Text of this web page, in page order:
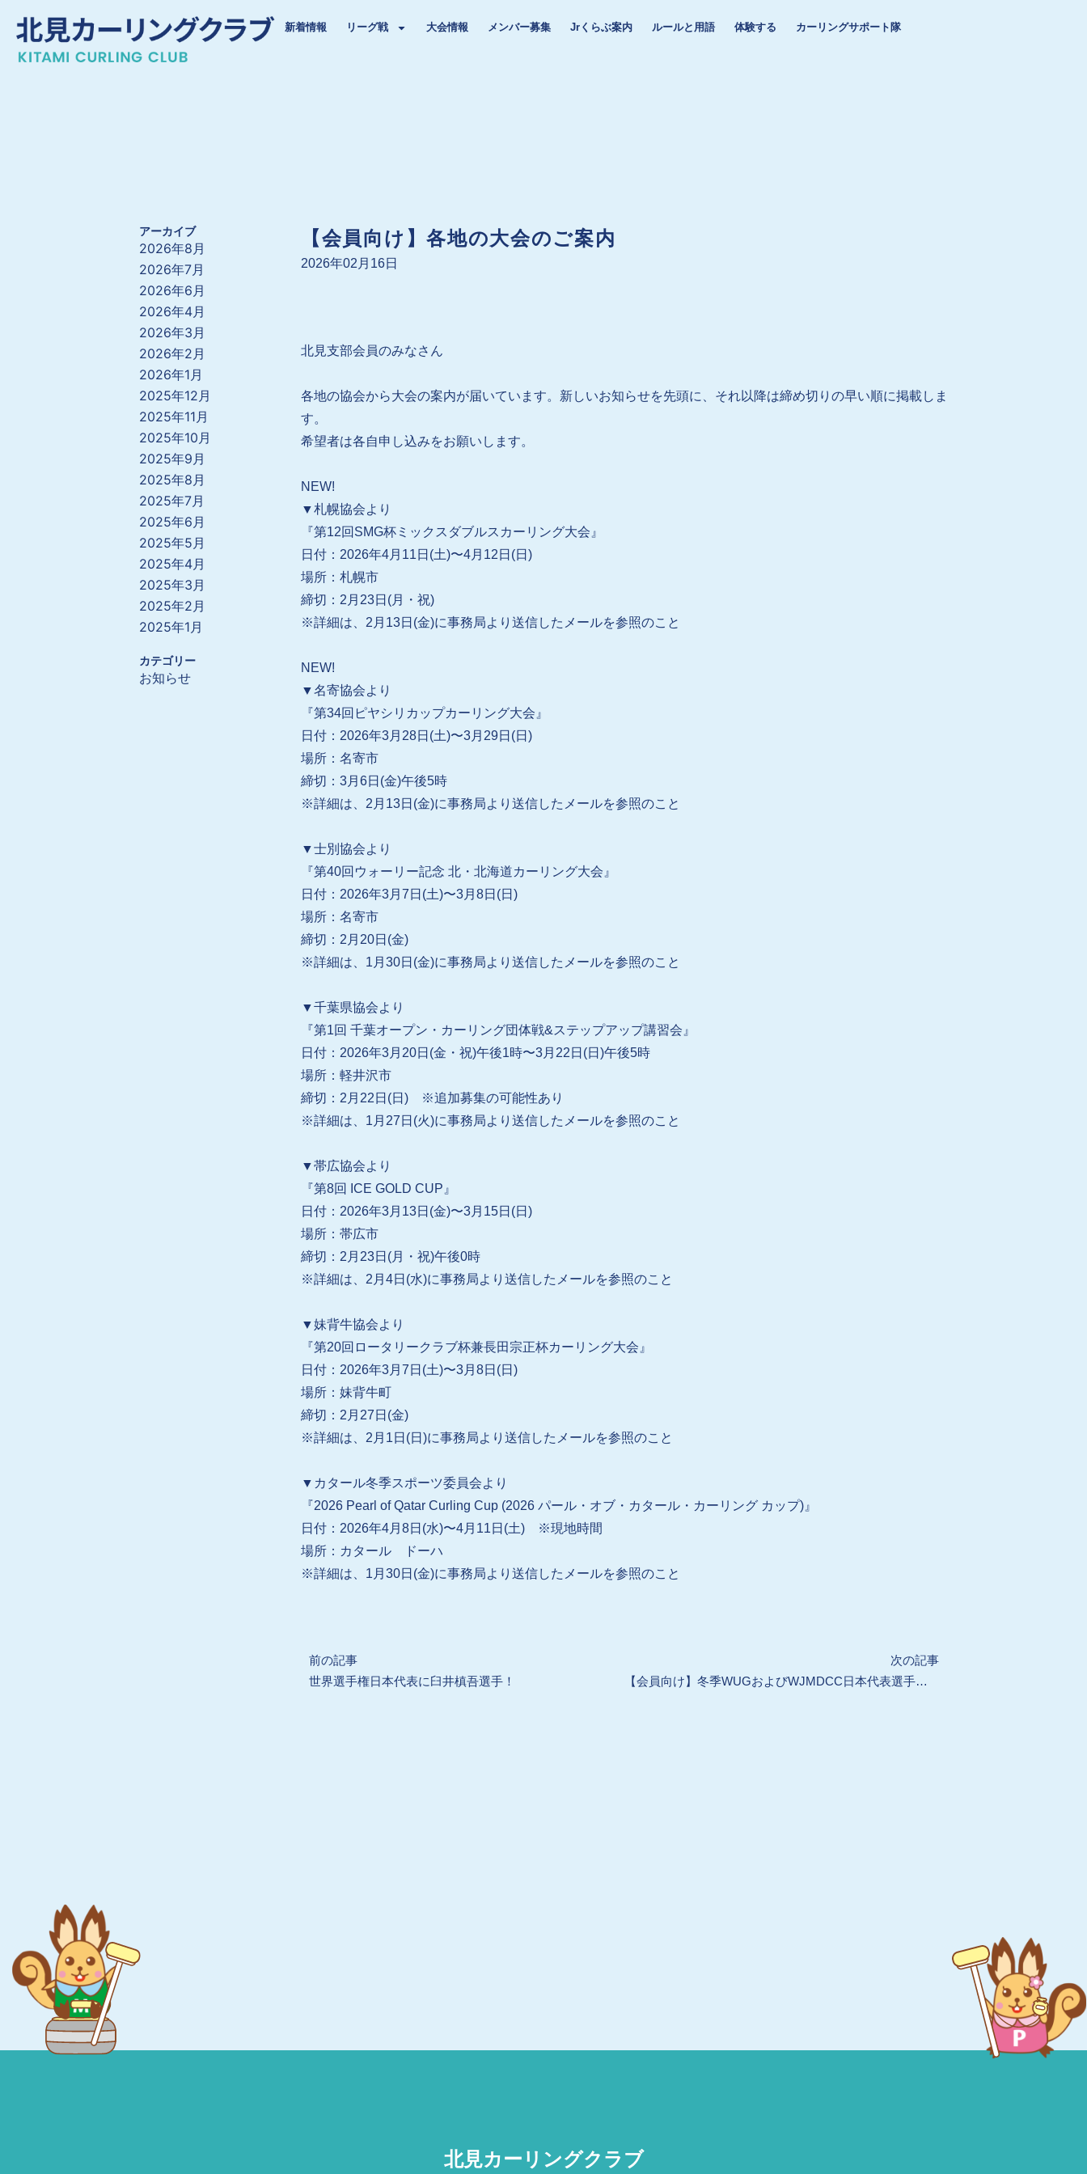
新着情報 リーグ戦 大会情報 メンバー募集 Jrくらぶ案内 ルールと用語 体験する カーリングサポート隊
アーカイブ
2026年8月
2026年7月
2026年6月
2026年4月
2026年3月
2026年2月
2026年1月
2025年12月
2025年11月
2025年10月
2025年9月
2025年8月
2025年7月
2025年6月
2025年5月
2025年4月
2025年3月
2025年2月
2025年1月
カテゴリー
お知らせ
【会員向け】各地の大会のご案内
2026年02月16日
北見支部会員のみなさん
各地の協会から大会の案内が届いています。新しいお知らせを先頭に、それ以降は締め切りの早い順に掲載しま
す。
希望者は各自申し込みをお願いします。
NEW!
▼札幌協会より
『第12回 SMG杯ミックスダブルスカーリング大会』
日付：2026年4月11日(土)〜4月12日(日)
場所：札幌市
締切：2月23日(月・祝)
※詳細は、2月13日(金)に事務局より送信したメールを参照のこと
NEW!
▼名寄協会より
『第34回ピヤシリカップカーリング大会』
日付：2026年3月28日(土)〜3月29日(日)
場所：名寄市
締切：3月6日(金)午後5時
※詳細は、2月13日(金)に事務局より送信したメールを参照のこと
▼士別協会より
『第40回ウォーリー記念 北・北海道カーリング大会』
日付：2026年3月7日(土)〜3月8日(日)
場所：名寄市
締切：2月20日(金)
※詳細は、1月30日(金)に事務局より送信したメールを参照のこと
▼千葉県協会より
『第1回 千葉オープン・カーリング団体戦&ステップアップ講習会』
日付：2026年3月20日(金・祝)午後1時〜3月22日(日)午後5時
場所：軽井沢市
締切：2月22日(日) ※追加募集の可能性あり
※詳細は、1月27日(火)に事務局より送信したメールを参照のこと
▼帯広協会より
『第8回 ICE GOLD CUP』
日付：2026年3月13日(金)〜3月15日(日)
場所：帯広市
締切：2月23日(月・祝)午後0時
※詳細は、2月4日(水)に事務局より送信したメールを参照のこと
▼妹背牛協会より
『第20回ロータリークラブ杯兼長田宗正杯カーリング大会』
日付：2026年3月7日(土)〜3月8日(日)
場所：妹背牛町
締切：2月27日(金)
※詳細は、2月1日(日)に事務局より送信したメールを参照のこと
▼カタール冬季スポーツ委員会より
『2026 Pearl of Qatar Curling Cup (2026 パール・オブ・カタール・カーリング カップ)』
日付：2026年4月8日(水)〜4月11日(土) ※現地時間
場所：カタール ドーハ
※詳細は、1月30日(金)に事務局より送信したメールを参照のこと
Prev
前の記事
世界選手権日本代表に臼井槙吾選手！
次の記事
【会員向け】冬季WUGおよびWJMDCC日本代表選手選考
北見カーリングクラブ